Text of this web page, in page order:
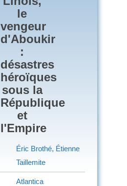
le
vengeur
d'Aboukir
:
désastres
héroïques
sous la
République
et
l'Empire
Éric Brothé, Étienne
Taillemite
Atlantica